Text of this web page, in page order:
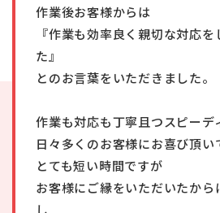
作業後お客様からは
『作業も効率良く親切な対応
た』
とのお言葉をいただきました。
作業も対応も丁寧且つスピーデ
日々多くのお客様にお喜び頂い
とても短い時間ですが
お客様にご縁をいただいたから
し